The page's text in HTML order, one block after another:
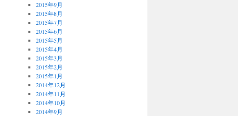
2015年9月
2015年8月
2015年7月
2015年6月
2015年5月
2015年4月
2015年3月
2015年2月
2015年1月
2014年12月
2014年11月
2014年10月
2014年9月